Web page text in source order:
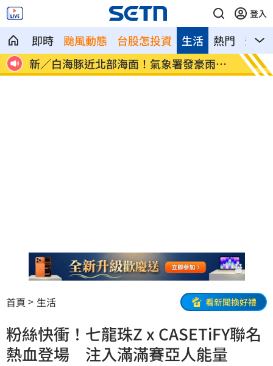
登入
即時 颱風動態 台股怎投資 熱門 影音
生活
台
新／白海豚近北部海面！氣象署發豪雨特
報
南電
首頁 生活 看新聞換好禮
粉絲快衝！七龍珠Z x CASETiFY聯名
熱血登場 注入滿滿賽亞人能量